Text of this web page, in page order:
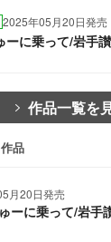
2025年05月20日発売
ーに乗って/岩手
作品一覧を
品
月20日発売
ーに乗って/岩手